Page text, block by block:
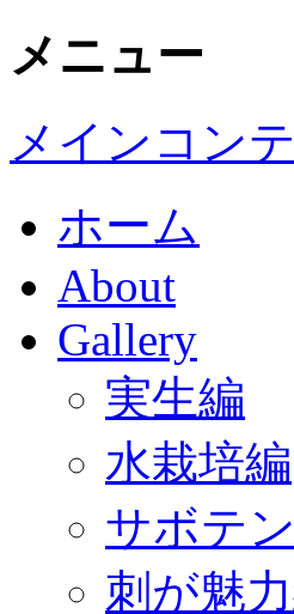
メニュー
メインコン
ホーム
About
Gallery
実生編
水栽培編
サボテ
刺が魅